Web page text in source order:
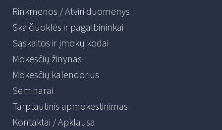
Rinkmenos / Atviri duomenys
Skaičiuoklės ir pagalbininkai
Sąskaitos ir įmokų kodai
Mokesčių žinynas
Mokesčių kalendorius
Seminarai
Tarptautinis apmokestinimas
Kontaktai / Apklausa